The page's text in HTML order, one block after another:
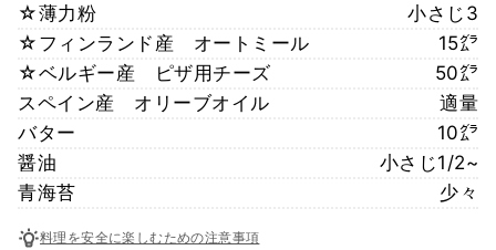
☆薄力粉
小さじ3
☆フィンランド産 オートミール
15㌘
☆ベルギー産 ピザ用チーズ
50㌘
スペイン産 オリーブオイル
適量
バター
10㌘
醤油
小さじ1/2~
青海苔
少々
料理を安全に楽しむための注意事項